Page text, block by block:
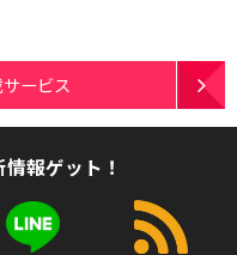
ービス
報ゲット！